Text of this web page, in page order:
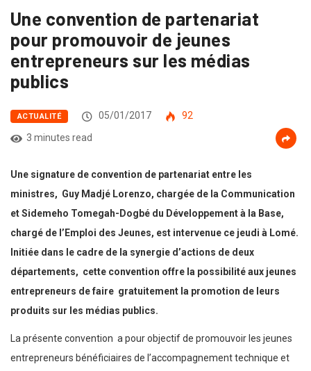
Une convention de partenariat
pour promouvoir de jeunes
entrepreneurs sur les médias
publics
ACTUALITÉ 05/01/2017
92
3 minutes read
Une signature de convention de partenariat entre les
ministres, Guy Madjé Lorenzo, chargée de la Communication
et Sidemeho Tomegah-Dogbé du Développement à la Base,
chargé de l’Emploi des Jeunes, est intervenue ce jeudi à Lomé.
Initiée dans le cadre de la synergie d’actions de deux
départements, cette convention offre la possibilité aux jeunes
entrepreneurs de faire gratuitement la promotion de leurs
produits sur les médias publics.
La présente convention a pour objectif de promouvoir les jeunes
entrepreneurs bénéficiaires de l’accompagnement technique et